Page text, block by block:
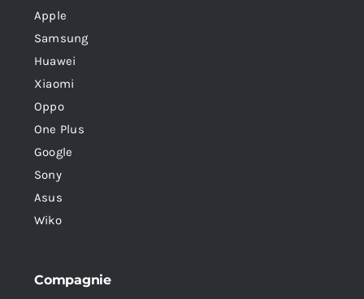
Apple
Samsung
Huawei
Xiaomi
Oppo
One Plus
Google
Sony
Asus
Wiko
Compagnie